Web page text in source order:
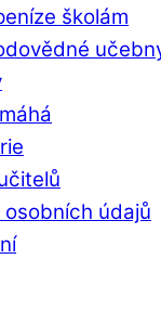
školám
osobních údajů